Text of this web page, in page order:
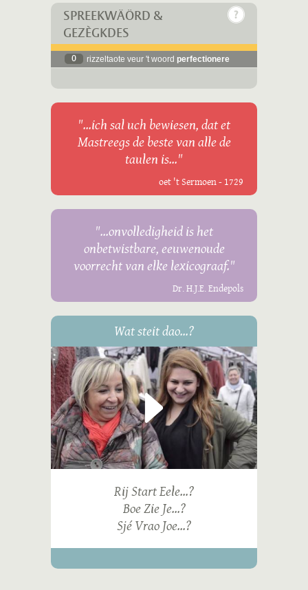
SPREEKWÄÖRD &
GEZÈGKDES
0 rizzeltaote veur 't woord perfectionere
"...ich sal uch bewiesen, dat et
Mastreegs de beste van alle de
taulen is..."
oet 't Sermoen - 1729
"...onvolledigheid is het
onbetwistbare, eeuwenoude
voorrecht van elke lexicograaf."
Dr. H.J.E. Endepols
Wat steit dao...?
Rij Start Eele...?
Boe Zie Je...?
Sjé Vrao Joe...?